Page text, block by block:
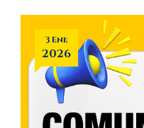
3 Ene
2026